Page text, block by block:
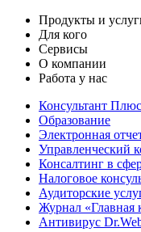
Продукты и
Для кого
Сервисы
О компании
Работа у нас
Консультант Плюс
Образование
Электронная
Управленческий
Консалтинг в
Налоговое
Аудиторские
Журнал «Главная
Антивирус